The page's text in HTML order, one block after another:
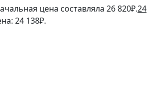
цена составляла 26 820₽.24
24 138₽.